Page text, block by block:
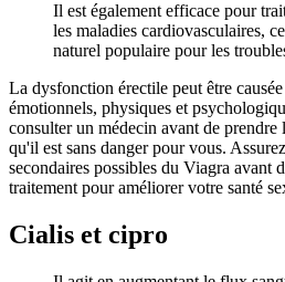
Il est également efficace pour
les maladies cardiovasculaires,
naturel populaire pour les
La dysfonction érectile peut être
émotionnels, physiques et
consulter un médecin avant de prendre
qu'il est sans danger pour vous.
secondaires possibles du Viagra avant
traitement pour améliorer votre santé
Cialis et cipro